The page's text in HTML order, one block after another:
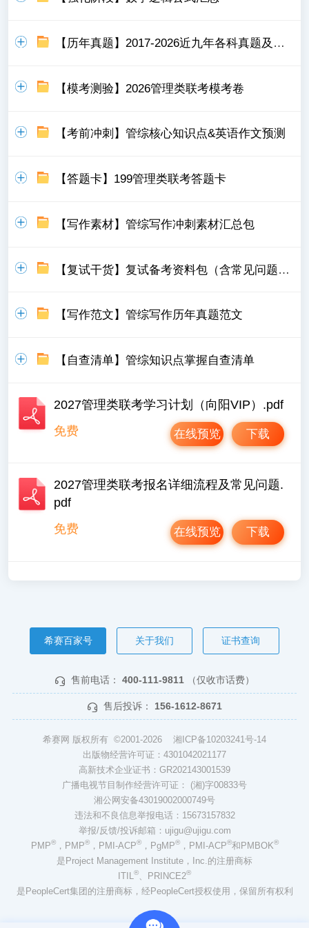
【历年真题】2017-2026近九年各科真题及详细解析
【模考测验】2026管理类联考模考卷
【考前冲刺】管综核心知识点&英语作文预测
【答题卡】199管理类联考答题卡
【写作素材】管综写作冲刺素材汇总包
【复试干货】复试备考资料包（含常见问题，模板）
【写作范文】管综写作历年真题范文
【自查清单】管综知识点掌握自查清单
2027管理类联考学习计划（向阳VIP）.pdf
免费
下载
在线预览
2027管理类联考报名详细流程及常见问题.
pdf
免费
下载
在线预览
希赛百家号 关于我们 证书查询
售前电话： 400-111-9811 （仅收市话费）
售后投诉： 156-1612-8671
希赛网 版权所有 ©2001-2026 湘ICP备10203241号-14
出版物经营许可证：4301042021177
高新技术企业证书：GR202143001539
广播电视节目制作经营许可证： (湘)字00833号
湘公网安备43019002000749号
违法和不良信息举报电话：15673157832
举报/反馈/投诉邮箱：ujigu@ujigu.com
PMP®，PMP®，PMI-ACP®，PgMP®，PMI-ACP®和PMBOK®
是Project Management Institute，Inc.的注册商标
ITIL®、PRINCE2®
是PeopleCert集团的注册商标，经PeopleCert授权使用，保留所有权利